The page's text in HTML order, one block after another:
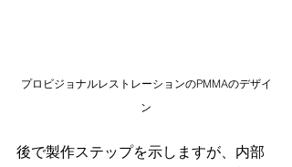
プロビジョナルレストレーションのPMMAのデザイ
ン
後で製作ステップを示しますが、内部